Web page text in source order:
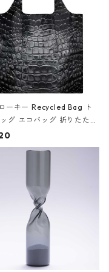
ーキー Recycled Bag ト
グ エコバッグ 折りたたみ
撥水加工 収納ポーチ CRO
Black クロコダイル/ブラ